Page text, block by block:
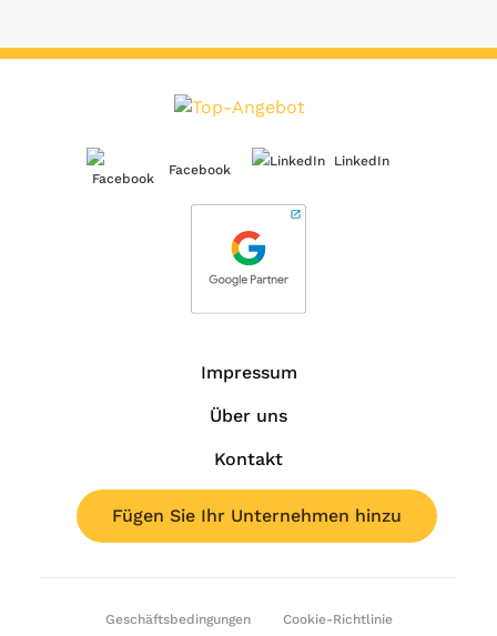
Facebook
LinkedIn
Impressum
Über uns
Kontakt
Fügen Sie Ihr Unternehmen hinzu
Geschäftsbedingungen Cookie-Richtlinie